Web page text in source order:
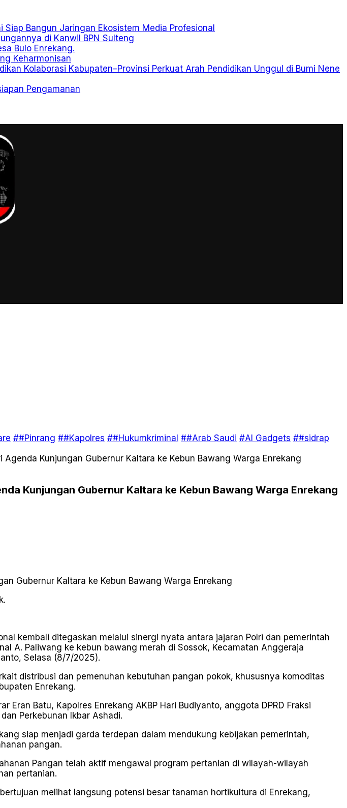
Bangun Jaringan Ekosistem Media Profesional
di Kanwil BPN Sulteng
Bulo Enrekang.
Keharmonisan
Kolaborasi Kabupaten–Provinsi Perkuat Arah Pendidikan Unggul di Bumi Nene
Pengamanan
##Pinrang ##Kapolres ##Hukumkriminal ##Arab Saudi #AI Gadgets ##sidrap
Kunjungan Gubernur Kaltara ke Kebun Bawang Warga Enrekang
Kunjungan Gubernur Kaltara ke Kebun Bawang Warga Enrekang
kembali ditegaskan melalui sinergi nyata antara jajaran Polri dan pemerintah
A. Paliwang ke kebun bawang merah di Sossok, Kecamatan Anggeraja
Selasa (8/7/2025).
distribusi dan pemenuhan kebutuhan pangan pokok, khususnya komoditas
Enrekang.
Eran Batu, Kapolres Enrekang AKBP Hari Budiyanto, anggota DPRD Fraksi
Perkebunan Ikbar Ashadi.
siap menjadi garda terdepan dalam mendukung kebijakan pemerintah,
pangan.
Pangan telah aktif mengawal program pertanian di wilayah-wilayah
pertanian.
melihat langsung potensi besar tanaman hortikultura di Enrekang,